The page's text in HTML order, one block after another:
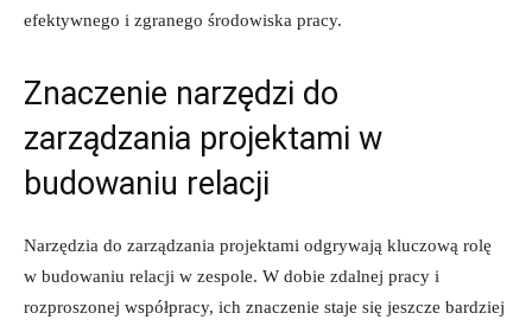
efektywnego⁣ i zgranego środowiska pracy.
Znaczenie narzędzi do
zarządzania ⁢projektami⁢ w
budowaniu relacji
Narzędzia do zarządzania projektami odgrywają kluczową rolę
w budowaniu relacji w zespole. W dobie zdalnej⁣ pracy i
rozproszonej współpracy, ich znaczenie staje się⁢ jeszcze bardziej